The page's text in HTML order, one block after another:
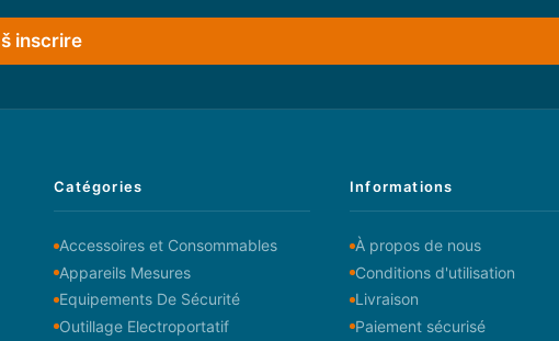
š inscrire
Catégories
Accessoires et Consommables
Appareils Mesures
Equipements De Sécurité
Outillage Electroportatif
Informations
À propos de nous
Conditions d'utilisation
Livraison
Paiement sécurisé